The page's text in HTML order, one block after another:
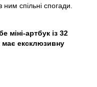
спільні спогади.
міні-артбук із 32
ексклюзивну